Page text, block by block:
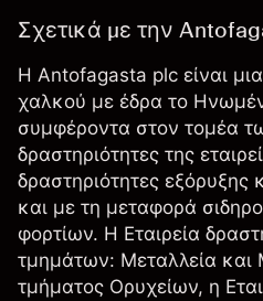
Σχετικά με την
Η Antofagasta plc είναι
χαλκού με έδρα το
συμφέροντα στον τομέα
δραστηριότητες της
δραστηριότητες
και με τη μεταφορά
φορτίων. Η Εταιρεία
τμημάτων: Μεταλλεία
τμήματος Ορυχείων, η